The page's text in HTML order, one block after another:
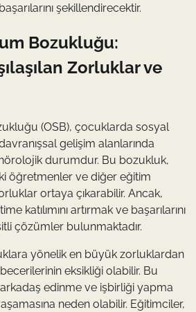
şekillendirecektir.
Bozukluğu:
Zorluklar ve
(OSB), çocuklarda sosyal
gelişim alanlarında
durumdur. Bu bozukluk,
öğretmenler ve diğer eğitim
ortaya çıkarabilir. Ancak,
katılımını artırmak ve başarılarını
çözümler bulunmaktadır.
yönelik en büyük zorluklardan
eksikliği olabilir. Bu
edinme ve işbirliği yapma
neden olabilir. Eğitimciler,